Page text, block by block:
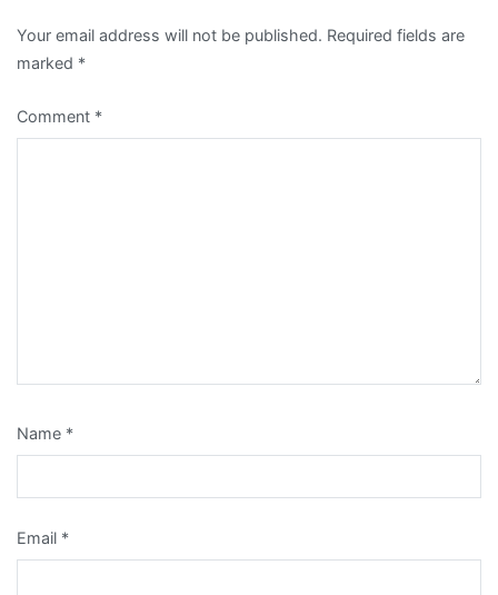
Your email address will not be published. Required fields are
marked *
Comment *
Name *
Email *